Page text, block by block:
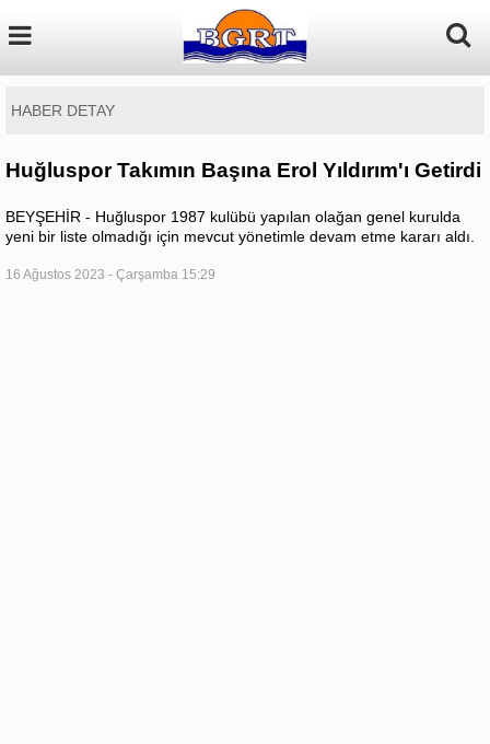
HABER DETAY
Huğluspor Takımın Başına Erol Yıldırım'ı Getirdi
BEYŞEHİR - Huğluspor 1987 kulübü yapılan olağan genel kurulda
yeni bir liste olmadığı için mevcut yönetimle devam etme kararı aldı.
16 Ağustos 2023 - Çarşamba 15:29